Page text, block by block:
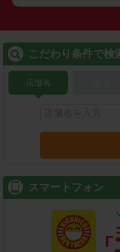
こだわり条件で検
店舗名
スマートフォン